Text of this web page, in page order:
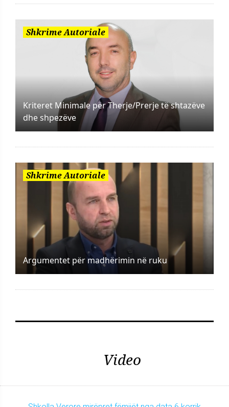
Shkrime Autoriale
Kriteret Minimale për Therje/Prerje të shtazëve
dhe shpezëve
Shkrime Autoriale
Argumentet për madhërimin në ruku
Video